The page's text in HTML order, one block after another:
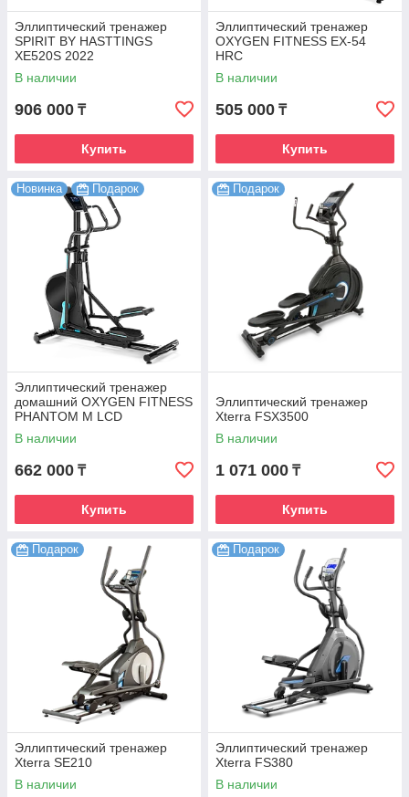
Эллиптический тренажер
SPIRIT BY HASTTINGS
XE520S 2022
В наличии
906 000 ₸
Купить
Эллиптический тренажер
OXYGEN FITNESS EX-54
HRC
В наличии
505 000 ₸
Купить
Новинка Подарок
Эллиптический тренажер
домашний OXYGEN FITNESS
PHANTOM M LCD
В наличии
662 000 ₸
Купить
Подарок
Эллиптический тренажер
Xterra FSX3500
В наличии
1 071 000 ₸
Купить
Подарок
Эллиптический тренажер
Xterra SE210
В наличии
Подарок
Эллиптический тренажер
Xterra FS380
В наличии